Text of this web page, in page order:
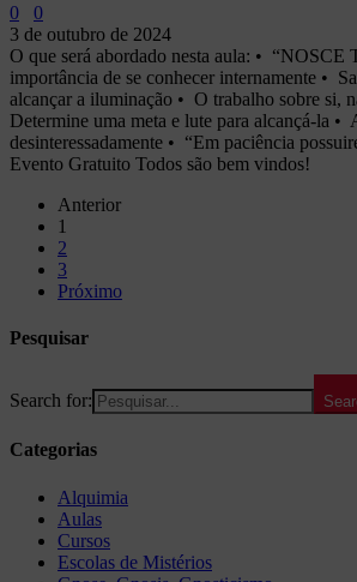
0
0
3 de outubro de 2024
O que será abordado nesta aula: •⁠ ⁠“NOSCE
importância de se conhecer internamente •⁠
alcançar a iluminação •⁠ ⁠O trabalho sobre si,
⁠Determine uma meta e lute para alcançá-la •⁠
desinteressadamente •⁠ ⁠“Em paciência
Evento Gratuito Todos são bem vindos!
Anterior
1
2
3
Próximo
Pesquisar
Search for:
Categorias
Alquimia
Aulas
Cursos
Escolas de Mistérios